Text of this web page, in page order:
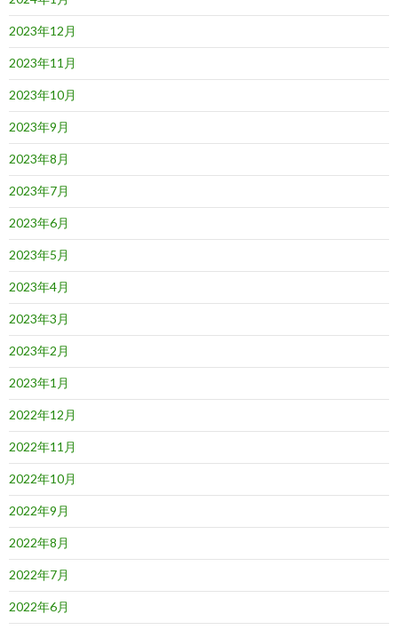
2023年12月
2023年11月
2023年10月
2023年9月
2023年8月
2023年7月
2023年6月
2023年5月
2023年4月
2023年3月
2023年2月
2023年1月
2022年12月
2022年11月
2022年10月
2022年9月
2022年8月
2022年7月
2022年6月